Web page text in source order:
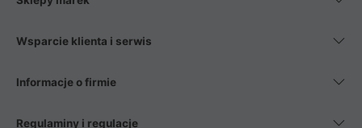
Wsparcie klienta i serwis
Informacje o firmie
Regulaminy i regulacje